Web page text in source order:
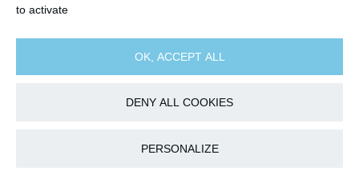
to activate
OK, ACCEPT ALL
DENY ALL COOKIES
PERSONALIZE